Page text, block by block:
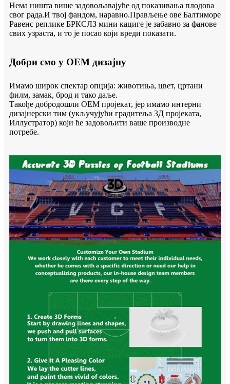
Нема ништа више задовољавајуће од показивања плодова
свог рада.И твој фандом, наравно.Прављење ове Балтиморе
Равенс реплике БРКСЛЗ мини кациге је забавно за фанове
свих узраста, и то је посао који вреди показати.
Добри смо у ОЕМ дизајну
Имамо широк спектар опција: животиња, цвет, цртани
филм, замак, брод и тако даље.
Такође добродошли ОЕМ пројекат, јер имамо интерни
дизајнерски тим (укључујући градитеља 3Д пројеката,
Иллустратор) који ће задовољити ваше производне
потребе.